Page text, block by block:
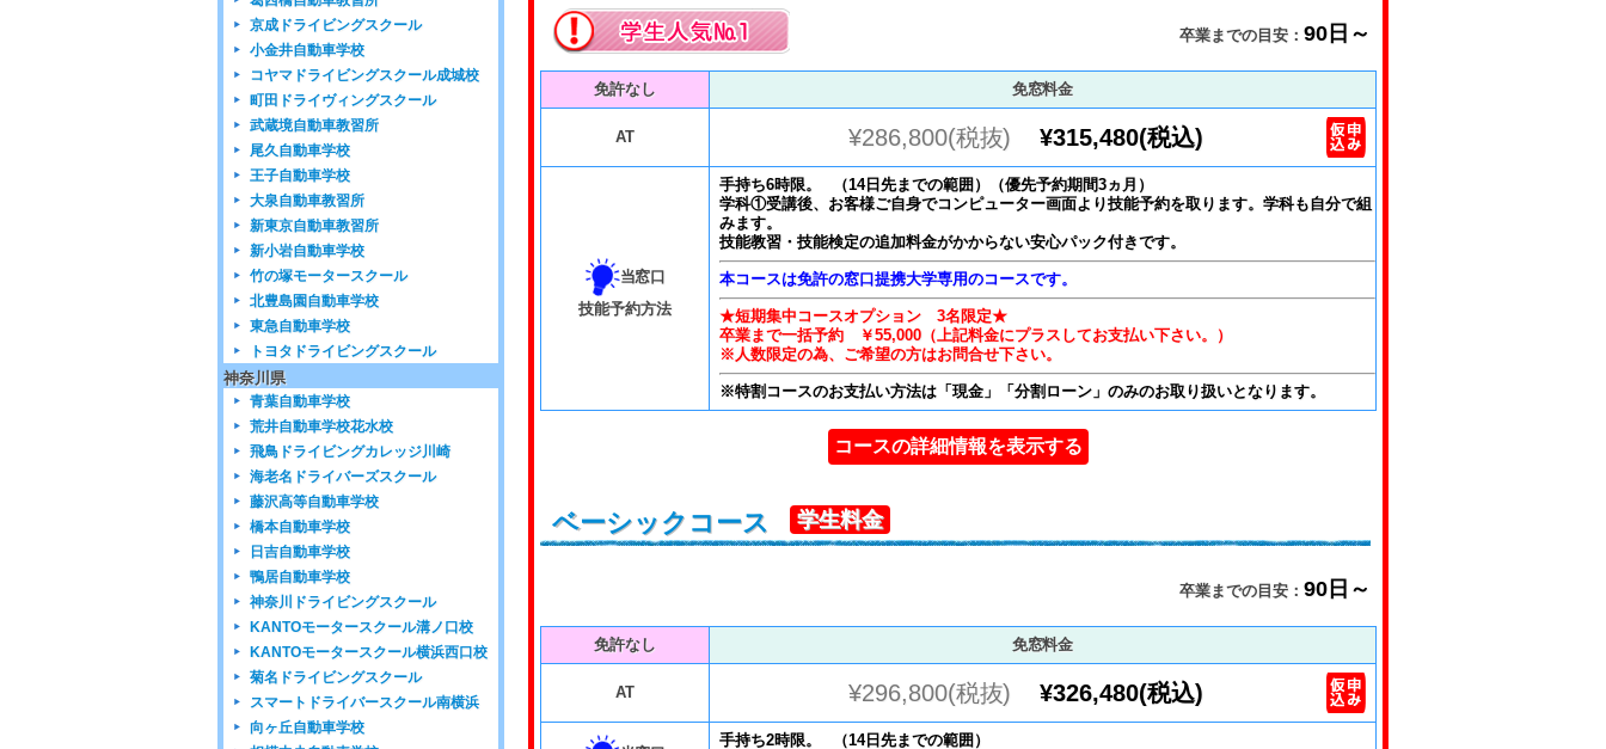
卒業までの目安：90日～
免許なし 免窓料金
AT ¥286,800(税抜) ¥315,480(税込)
当窓口
技能予約方法
手持ち6時限。 （14日先までの範囲）（優先予約期間3ヵ月）
学科①受講後、お客様ご自身でコンピューター画面より技能予約を取ります。学科も自分で組
みます。
技能教習・技能検定の追加料金がかからない安心パック付きです。
本コースは免許の窓口提携大学専用のコースです。
★短期集中コースオプション 3名限定★
卒業まで一括予約 ￥55,000（上記料金にプラスしてお支払い下さい。）
※人数限定の為、ご希望の方はお問合せ下さい。
※特割コースのお支払い方法は「現金」「分割ローン」のみのお取り扱いとなります。
コースの詳細情報を表示する
ベーシックコース 学生料金
卒業までの目安：90日～
免許なし 免窓料金
AT ¥296,800(税抜) ¥326,480(税込)
手持ち2時限。 （14日先までの範囲）
京成ドライビングスクール
小金井自動車学校
コヤマドライビングスクール成城校
町田ドライヴィングスクール
武蔵境自動車教習所
尾久自動車学校
王子自動車学校
大泉自動車教習所
新東京自動車教習所
新小岩自動車学校
竹の塚モータースクール
北豊島園自動車学校
東急自動車学校
トヨタドライビングスクール
神奈川県
青葉自動車学校
荒井自動車学校花水校
飛鳥ドライビングカレッジ川崎
海老名ドライバーズスクール
藤沢高等自動車学校
橋本自動車学校
日吉自動車学校
鴨居自動車学校
神奈川ドライビングスクール
KANTOモータースクール溝ノ口校
KANTOモータースクール横浜西口校
菊名ドライビングスクール
スマートドライバースクール南横浜
向ヶ丘自動車学校